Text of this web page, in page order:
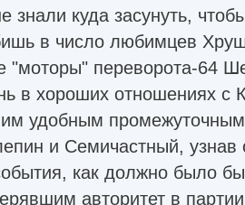
знали куда засунуть,
в число любимцев
"моторы" переворота-64
в хороших отношениях с
удобным
и Семичастный, узнав
как должно было бы
авторитет в